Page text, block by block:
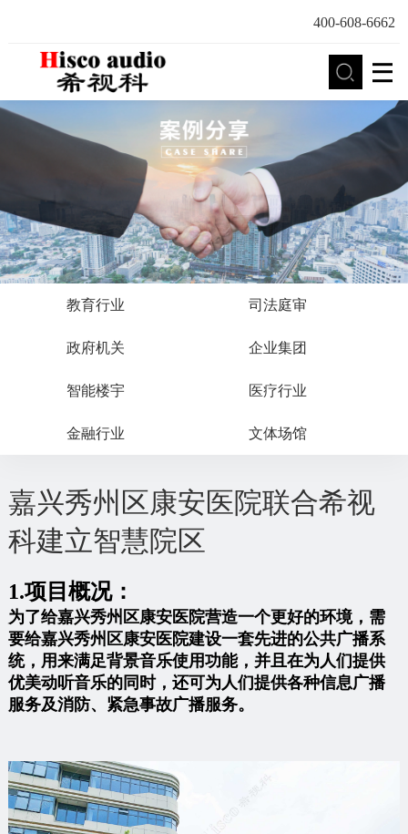
400-608-6662
教育行业 司法庭审
政府机关 企业集团
智能楼宇 医疗行业
金融行业 文体场馆
嘉兴秀州区康安医院联合希视
科建立智慧院区
1.项目概况：
为了给嘉兴秀州区康安医院营造一个更好的环境，需
要给嘉兴秀州区康安医院建设一套先进的公共广播系
统，用来满足背景音乐使用功能，并且在为人们提供
优美动听音乐的同时，还可为人们提供各种信息广播
服务及消防、紧急事故广播服务。